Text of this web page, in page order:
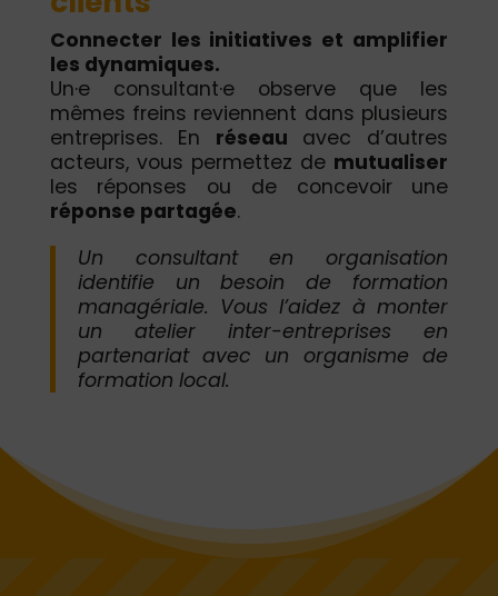
Connecter les initiatives et amplifier
les dynamiques.
Un·e consultant·e observe que les
mêmes freins reviennent dans plusieurs
entreprises. En réseau avec d’autres
acteurs, vous permettez de mutualiser
les réponses ou de concevoir une
réponse partagée.
Un consultant en organisation
identifie un besoin de formation
managériale. Vous l’aidez à monter
un atelier inter-entreprises en
partenariat avec un organisme de
formation local.